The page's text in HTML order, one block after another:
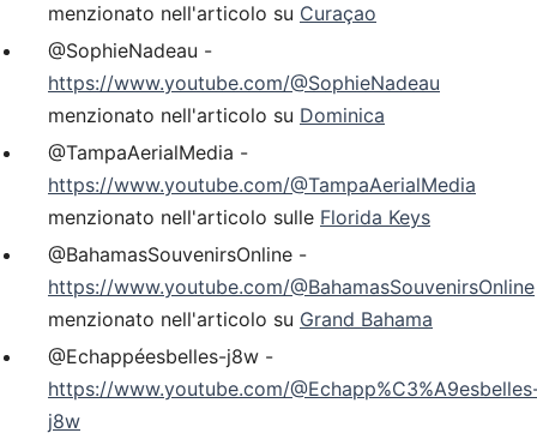
menzionato nell'articolo su Curaçao
@SophieNadeau -
https://www.youtube.com/@SophieNadeau
menzionato nell'articolo su Dominica
@TampaAerialMedia -
https://www.youtube.com/@TampaAerialMedia
menzionato nell'articolo sulle Florida Keys
@BahamasSouvenirsOnline -
https://www.youtube.com/@BahamasSouvenirsOnline
menzionato nell'articolo su Grand Bahama
@Echappéesbelles-j8w -
https://www.youtube.com/
j8w